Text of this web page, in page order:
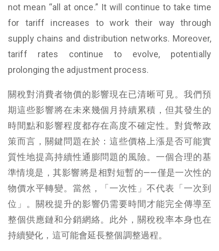
not mean “all at once.” It will continue to take time
for tariff increases to work their way through
supply chains and distribution networks. Moreover,
tariff rates continue to evolve, potentially
prolonging the adjustment process.
關稅對消費者物價的影響現在已清晰可見。我們預
期這些影響將在未來幾個月持續累積，但其發生的
時間點和影響程度都存在高度不確定性。對貨幣政
策而言，關鍵問題在於：這些價格上漲是否可能實
質性地提高持續性通膨問題的風險。一個合理的基
準情境是，其影響將是相對短暫的——僅是一次性的
物價水平轉變。當然，「一次性」不代表「一次到
位」。關稅提升的影響仍需要時間才能完全傳導至
整個供應鏈和分銷網絡。此外，關稅稅率本身也在
持續變化，這可能會延長整個調整過程。